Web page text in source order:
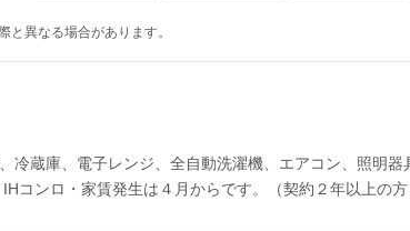
異なる場合があります。
冷蔵庫、電子レンジ、全自動洗濯機、エアコン、照明
コンロ・家賃発生は４月からです。（契約２年以上の方